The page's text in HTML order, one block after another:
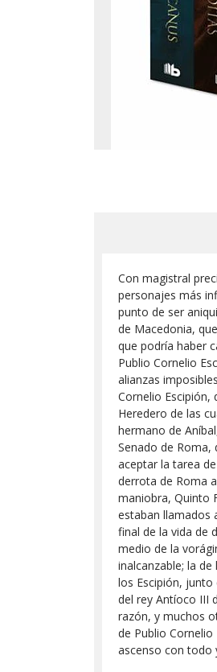
Con magistral
personajes más
punto de ser
de Macedonia,
que podría haber
Publio Cornelio
alianzas
Cornelio
Heredero de las
hermano de
Senado de
aceptar la tarea
derrota de Roma
maniobra, Quinto
estaban llamados
final de la vida de
medio de la
inalcanzable; la
los Escipión, junto
del rey Antíoco III
razón, y muchos
de Publio
ascenso con todo